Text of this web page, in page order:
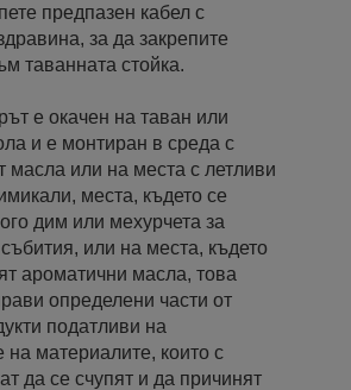
предпазен кабел с
за да закрепите
таванната стойка.
е окачен на таван или
и е монтиран в среда с
масла или на места с летливи
места, където се
дим или мехурчета за
или на места, където
ароматични масла, това
определени части от
податливи на
на материалите, които с
да се счупят и да причинят